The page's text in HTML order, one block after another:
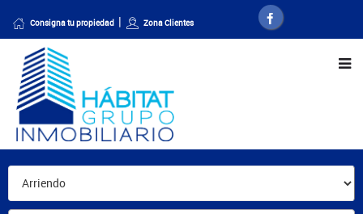
Consigna tu propiedad Zona Clientes